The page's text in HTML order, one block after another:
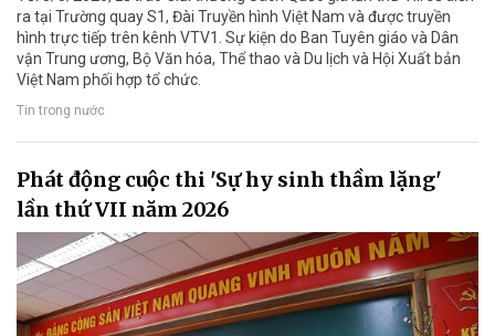
ra tại Trường quay S1, Đài Truyền hình Việt Nam và được truyền
hình trực tiếp trên kênh VTV1. Sự kiện do Ban Tuyên giáo và Dân
vận Trung ương, Bộ Văn hóa, Thể thao và Du lịch và Hội Xuất bản
Việt Nam phối hợp tổ chức.
Tin trong nước
Phát động cuộc thi 'Sự hy sinh thầm lặng'
lần thứ VII năm 2026